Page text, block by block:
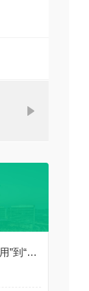
国产雷达液位计逆袭：从“能用”到“好用”的跨越